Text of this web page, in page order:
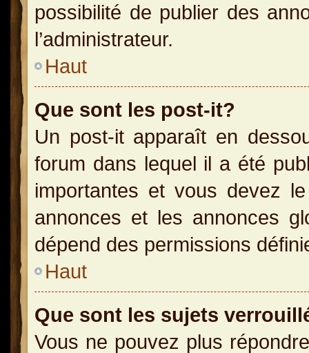
possibilité de publier des
l’administrateur.
Haut
Que sont les post-it?
Un post-it apparaît en
forum dans lequel il a été
importantes et vous devez
annonces et les annonces
dépend des permissions
Haut
Que sont les sujets
Vous ne pouvez plus